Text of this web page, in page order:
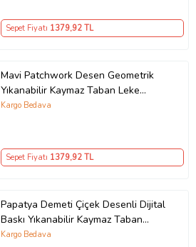
Sepet Fiyatı 1379,92 TL
Mavi Patchwork Desen Geometrik
Yıkanabilir Kaymaz Taban Leke
Tutmaz Modern Salon Halısı ve
Kargo Bedava
Sepet Fiyatı 1379,92 TL
Papatya Demeti Çiçek Desenli Dijital
Baskı Yıkanabilir Kaymaz Taban
Modern Salon Halısı (Yeşil)
Kargo Bedava